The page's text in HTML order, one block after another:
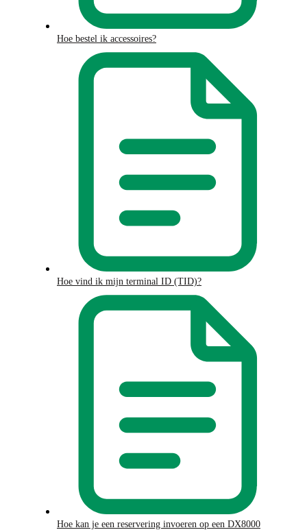
Hoe bestel ik accessoires?
Hoe vind ik mijn terminal ID (TID)?
Hoe kan je een reservering invoeren op een DX8000